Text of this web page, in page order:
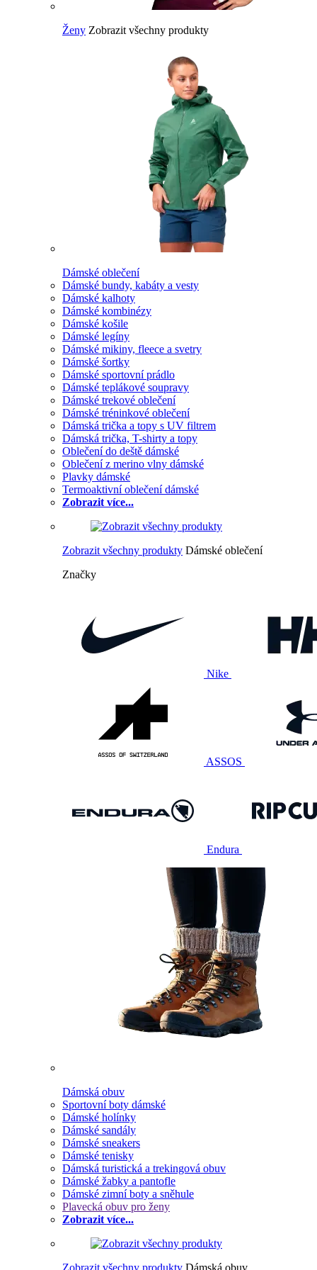
Ženy Zobrazit všechny produkty
Dámské oblečení
Dámské bundy, kabáty a vesty
Dámské kalhoty
Dámské kombinézy
Dámské košile
Dámské legíny
Dámské mikiny, fleece a svetry
Dámské šortky
Dámské sportovní prádlo
Dámské teplákové soupravy
Dámské trekové oblečení
Dámské tréninkové oblečení
Dámská trička a topy s UV filtrem
Dámská trička, T-shirty a topy
Oblečení do deště dámské
Oblečení z merino vlny dámské
Plavky dámské
Termoaktivní oblečení dámské
Zobrazit více...
Zobrazit všechny produkty Dámské oblečení
Značky
Nike
ASSOS
Endura
Dámská obuv
Sportovní boty dámské
Dámské holínky
Dámské sandály
Dámské sneakers
Dámské tenisky
Dámská turistická a trekingová obuv
Dámské žabky a pantofle
Dámské zimní boty a sněhule
Plavecká obuv pro ženy
Zobrazit více...
Zobrazit všechny produkty Dámská obuv